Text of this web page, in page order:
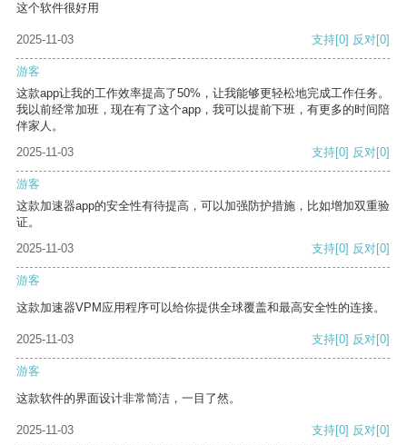
这个软件很好用
2025-11-03 支持[0] 反对[0]
游客
这款app让我的工作效率提高了50%，让我能够更轻松地完成工作任务。
我以前经常加班，现在有了这个app，我可以提前下班，有更多的时间陪
伴家人。
2025-11-03
支持[0] 反对[0]
游客
这款加速器app的安全性有待提高，可以加强防护措施，比如增加双重验
证。
2025-11-03
支持[0] 反对[0]
游客
这款加速器VPM应用程序可以给你提供全球覆盖和最高安全性的连接。
2025-11-03 支持[0] 反对[0]
游客
这款软件的界面设计非常简洁，一目了然。
2025-11-03 支持[0] 反对[0]